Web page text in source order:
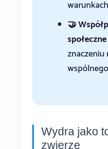
🤝
społeczne
znaczeniu
Wydra jako
zwierzę